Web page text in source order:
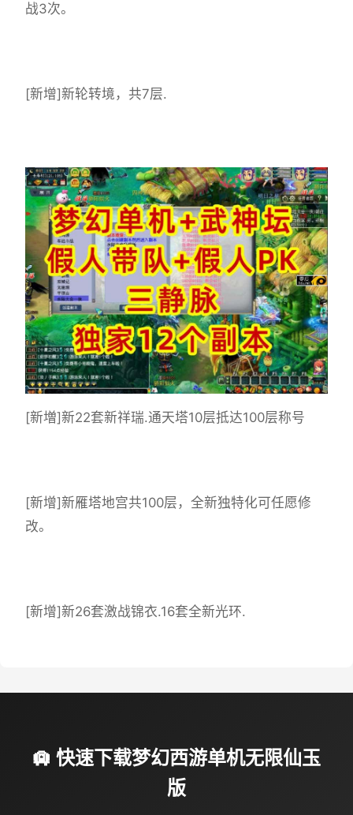
战3次。
[新增]新轮转境，共7层.
[新増]新22套新祥瑞.通天塔10层抵达100层称号
[新增]新雁塔地宫共100层，全新独特化可任愿修
改。
[新增]新26套激战锦衣.16套全新光环.
🛄 快速下载梦幻西游单机无限仙玉
版